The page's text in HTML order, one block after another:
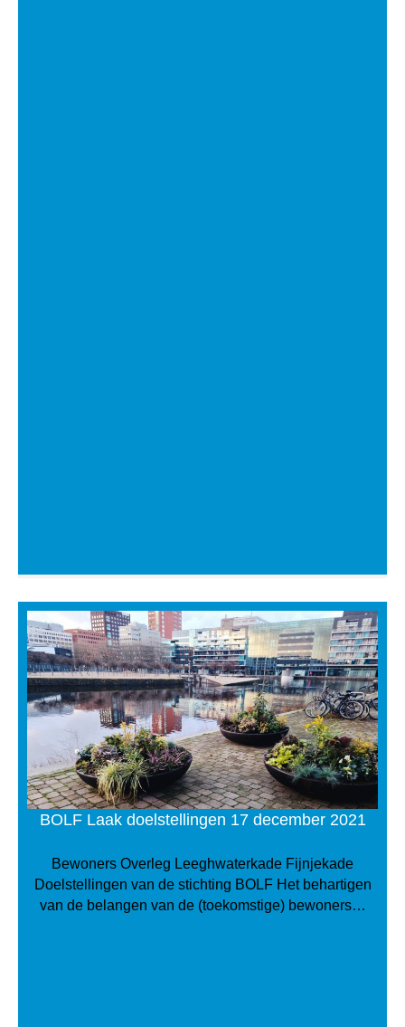
BOLF Laak doelstellingen 17 december 2021
Bewoners Overleg Leeghwaterkade Fijnjekade
Doelstellingen van de stichting BOLF Het behartigen
van de belangen van de (toekomstige) bewoners…